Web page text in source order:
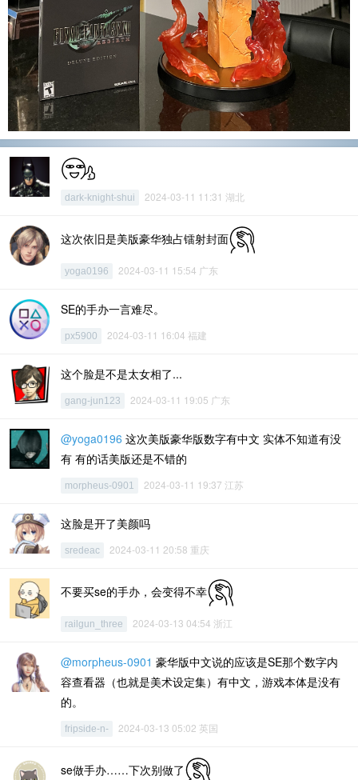
dark-knight-shui 2024-03-11 11:31 湖北
这次依旧是美版豪华独占镭射封面
yoga0196 2024-03-11 15:54 广东
SE的手办一言难尽。
px5900 2024-03-11 16:04 福建
这个脸是不是太女相了...
gang-jun123 2024-03-11 19:05 广东
@yoga0196 这次美版豪华版数字有中文 实体不知道有没
有 有的话美版还是不错的
morpheus-0901 2024-03-11 19:37 江苏
这脸是开了美颜吗
sredeac 2024-03-11 20:58 重庆
不要买se的手办，会变得不幸
railgun_three 2024-03-13 04:54 浙江
@morpheus-0901 豪华版中文说的应该是SE那个数字内
容查看器（也就是美术设定集）有中文，游戏本体是没有
的。
fripside-n- 2024-03-13 05:02 英国
se做手办……下次别做了